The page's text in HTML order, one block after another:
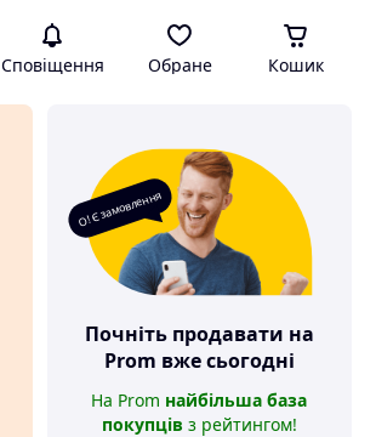
Сповіщення Обране Кошик
О! Є замовлення
Почніть продавати на
Prom вже сьогодні
На Prom найбільша база
покупців з рейтингом!